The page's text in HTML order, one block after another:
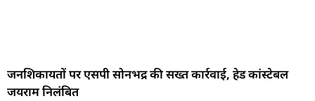
जनशिकायतों पर एसपी सोनभद्र की सख्त कार्रवाई, हेड कांस्टेबल
जयराम निलंबित